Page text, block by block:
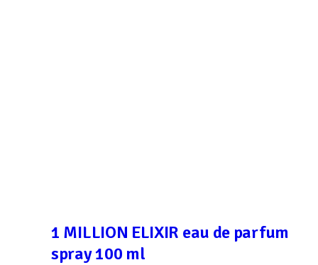
1 MILLION ELIXIR eau de parfum
spray 100 ml